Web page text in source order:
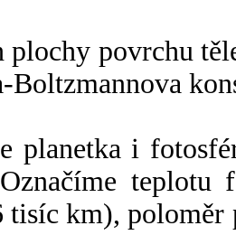
plochy povrchu
planetka i
tisíc km),